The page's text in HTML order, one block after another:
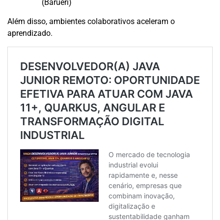
(Barueri)
Além disso, ambientes colaborativos aceleram o
aprendizado.